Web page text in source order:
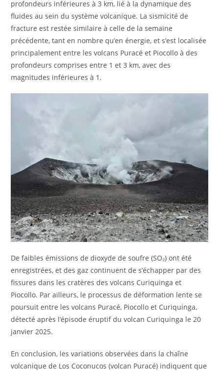
profondeurs inférieures à 3 km, lié à la dynamique des
fluides au sein du système volcanique. La sismicité de
fracture est restée similaire à celle de la semaine
précédente, tant en nombre qu’en énergie, et s’est localisée
principalement entre les volcans Puracé et Piocollo à des
profondeurs comprises entre 1 et 3 km, avec des
magnitudes inférieures à 1.
De faibles émissions de dioxyde de soufre (SO₂) ont été
enregistrées, et des gaz continuent de s’échapper par des
fissures dans les cratères des volcans Curiquinga et
Piocollo. Par ailleurs, le processus de déformation lente se
poursuit entre les volcans Puracé, Piocollo et Curiquinga,
détecté après l’épisode éruptif du volcan Curiquinga le 20
janvier 2025.
En conclusion, les variations observées dans la chaîne
volcanique de Los Coconucos (volcan Puracé) indiquent que